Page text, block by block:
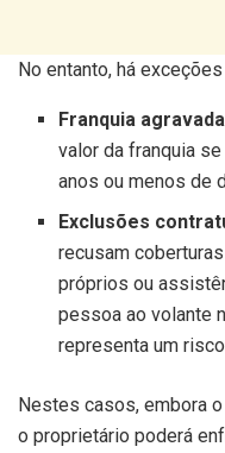
No entanto, há
Franquia agravada
valor da franquia
anos ou menos de
Exclusões
recusam
próprios ou
pessoa ao volante
representa um
Nestes casos, embora
o proprietário poderá